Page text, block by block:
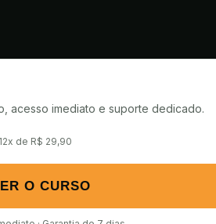
acesso imediato e suporte dedicado.
12x de R$ 29,90
O CURSO